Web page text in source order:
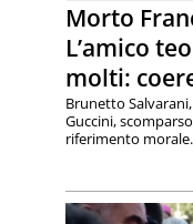
Morto
L’amico
molti:
Brunetto
Guccini,
riferimento